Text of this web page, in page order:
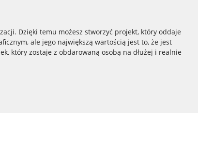
Dzięki temu możesz stworzyć projekt, który oddaje
ale jego największą wartością jest to, że jest
który zostaje z obdarowaną osobą na dłużej i realnie